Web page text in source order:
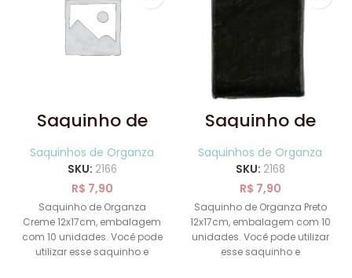
Saquinho de
Organza Creme
12x17cm
Saquinhos de Organza
SKU: 2166
R$ 7,90
Saquinho de Organza
Creme 12x17cm, embalagem
com 10 unidades. Você pode
utilizar esse saquinho e
Saquinho de
Organza Preto
12x17cm
Saquinhos de Organza
SKU: 2168
R$ 7,90
Saquinho de Organza Preto
12x17cm, embalagem com 10
unidades. Você pode utilizar
esse saquinho e